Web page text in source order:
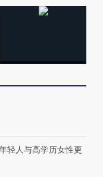
的吸金
虐”？
要防空导弹
【商旅对
轻人与高学历女性更